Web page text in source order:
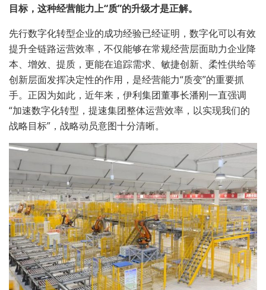
目标，这种经营能力上“质”的升级才是正解。
先行数字化转型企业的成功经验已经证明，数字化可以有效
提升全链路运营效率，不仅能够在常规经营层面助力企业降
本、增效、提质，更能在追踪需求、敏捷创新、柔性供给等
创新层面发挥决定性的作用，是经营能力“质变”的重要抓
手。正因为如此，近年来，伊利集团董事长潘刚一直强调
“加速数字化转型，提速集团整体运营效率，以实现我们的
战略目标”，战略动员意图十分清晰。